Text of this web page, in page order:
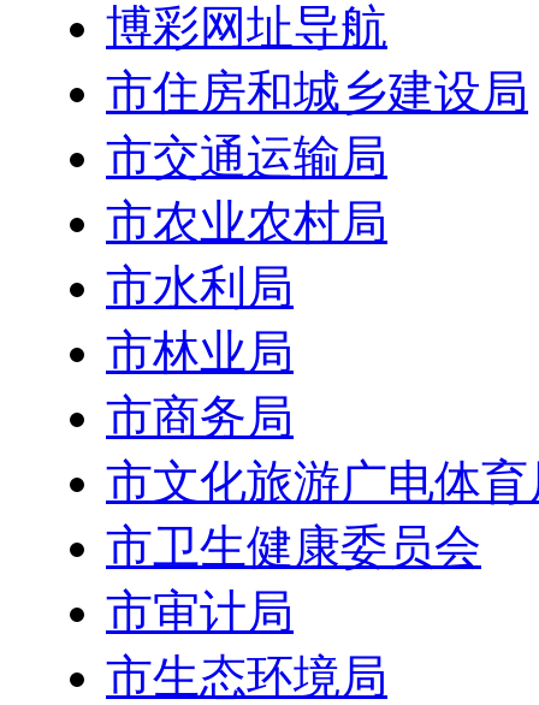
博彩网址导航
市住房和城乡建设局
市交通运输局
市农业农村局
市水利局
市林业局
市商务局
市文化旅游广电体育
市卫生健康委员会
市审计局
市生态环境局